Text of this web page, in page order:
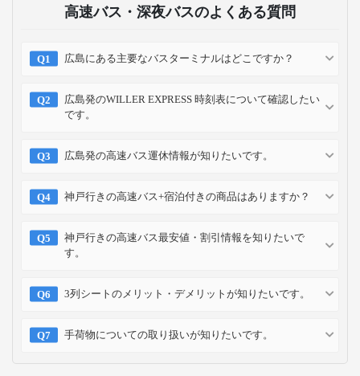
高速バス・深夜バスのよくある質問
広島にある主要なバスターミナルはどこですか？
広島発のWILLER EXPRESS 時刻表について確認したい
です。
広島発の高速バス運休情報が知りたいです。
神戸行きの高速バス+宿泊付きの商品はありますか？
神戸行きの高速バス最安値・割引情報を知りたいで
す。
3列シートのメリット・デメリットが知りたいです。
手荷物についての取り扱いが知りたいです。